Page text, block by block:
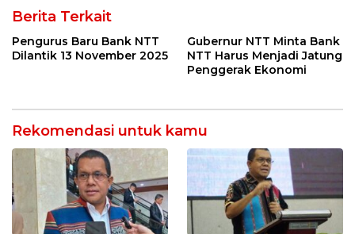
Berita Terkait
Pengurus Baru Bank NTT
Dilantik 13 November 2025
Gubernur NTT Minta Bank
NTT Harus Menjadi Jatung
Penggerak Ekonomi
Rekomendasi untuk kamu